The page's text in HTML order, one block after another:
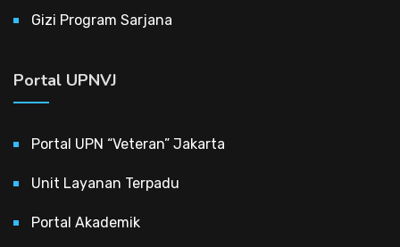
Gizi Program Sarjana
Portal UPNVJ
Portal UPN “Veteran” Jakarta
Unit Layanan Terpadu
Portal Akademik